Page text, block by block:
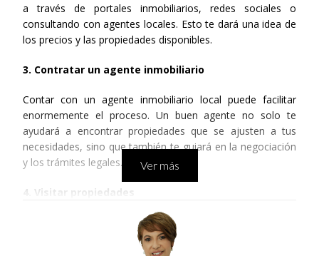
a través de portales inmobiliarios, redes sociales o
consultando con agentes locales. Esto te dará una idea de
los precios y las propiedades disponibles.
3. Contratar un agente inmobiliario
Contar con un agente inmobiliario local puede facilitar
enormemente el proceso. Un buen agente no solo te
ayudará a encontrar propiedades que se ajusten a tus
necesidades, sino que también te guiará en la negociación
y los trámites legales.
4. Visitar propiedades
Organiza visitas a las propiedades que más te interesen.
Durante estas visitas, presta atención a detalles como el
Ver más